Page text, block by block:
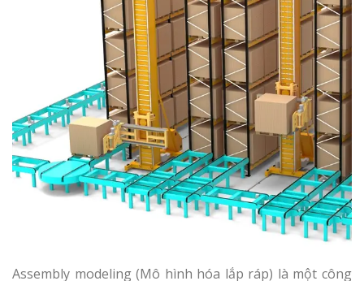
Assembly modeling (Mô hình hóa lắp ráp) là một công